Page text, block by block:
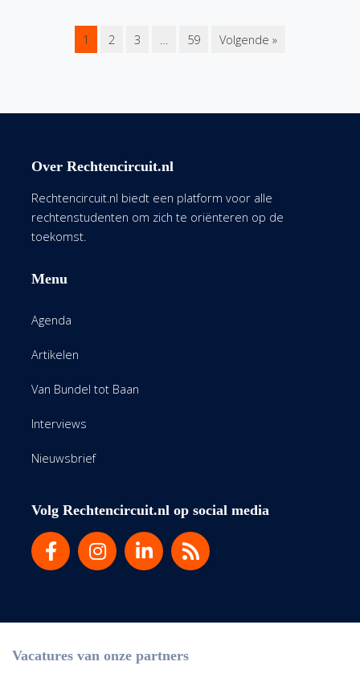
1 2 3 … 59 Volgende »
Over Rechtencircuit.nl
Rechtencircuit.nl biedt een platform voor alle
rechtenstudenten om zich te oriënteren op de
toekomst.
Menu
Agenda
Artikelen
Van Bundel tot Baan
Interviews
Nieuwsbrief
Volg Rechtencircuit.nl op social media
Vacatures van onze partners